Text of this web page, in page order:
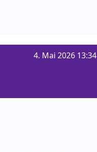
4. Mai 2026 13:34